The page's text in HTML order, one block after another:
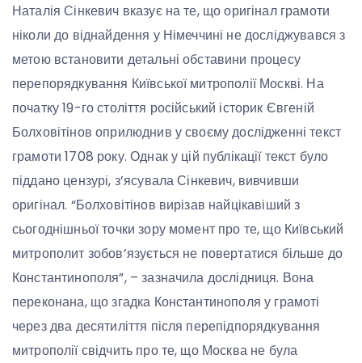
Наталія Сінкевич вказує на те, що оригінал грамоти
ніколи до віднайдення у Німеччині не досліджувався з
метою встановити детальні обставини процесу
перепорядкування Київської митрополії Москві. На
початку 19-го століття російський історик Євгеній
Болховітінов оприлюднив у своєму дослідженні текст
грамоти 1708 року. Однак у цій публікації текст було
піддано цензурі, з’ясувала Сінкевич, вивчивши
оригінал. “Болховітінов вирізав найцікавіший з
сьогоднішньої точки зору момент про те, що Київський
митрополит зобов’язується не повертатися більше до
Константинополя”, – зазначила дослідниця. Вона
переконана, що згадка Константинополя у грамоті
через два десятиліття після перепідпорядкування
митрополії свідчить про те, що Москва не була